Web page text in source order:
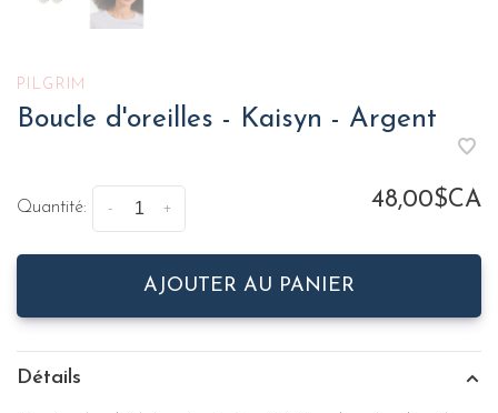
PILGRIM
Boucle d'oreilles - Kaisyn - Argent
Quantité: +
- 48,00$CA
AJOUTER AU PANIER
Détails